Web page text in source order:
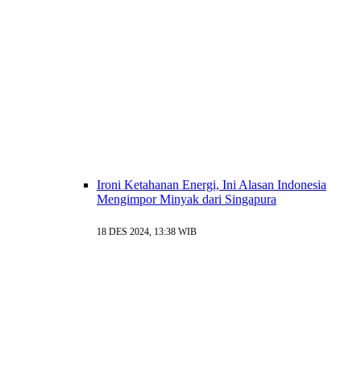
Ironi Ketahanan Energi, Ini Alasan Indonesia
Mengimpor Minyak dari Singapura
18 DES 2024, 13:38 WIB